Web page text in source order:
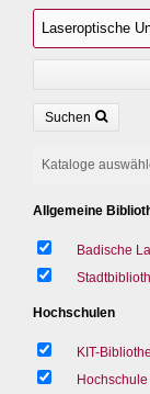
Suchen
Kataloge
Allgemeine
Badische
Hochschulen
KIT-